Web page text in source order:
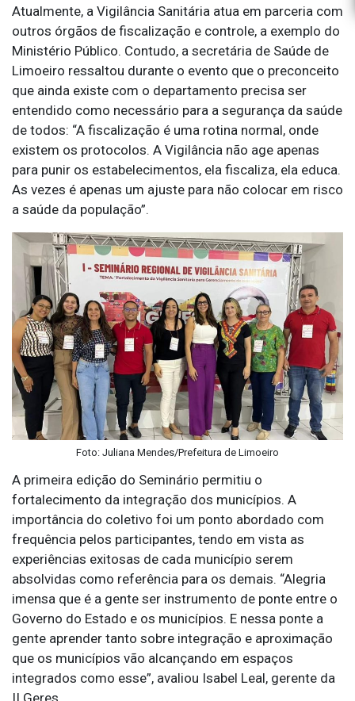
Atualmente, a Vigilância Sanitária atua em parceria com
outros órgãos de fiscalização e controle, a exemplo do
Ministério Público. Contudo, a secretária de Saúde de
Limoeiro ressaltou durante o evento que o preconceito
que ainda existe com o departamento precisa ser
entendido como necessário para a segurança da saúde
de todos: “A fiscalização é uma rotina normal, onde
existem os protocolos. A Vigilância não age apenas
para punir os estabelecimentos, ela fiscaliza, ela educa.
As vezes é apenas um ajuste para não colocar em risco
a saúde da população”.
Foto: Juliana Mendes/Prefeitura de Limoeiro
A primeira edição do Seminário permitiu o
fortalecimento da integração dos municípios. A
importância do coletivo foi um ponto abordado com
frequência pelos participantes, tendo em vista as
experiências exitosas de cada município serem
absolvidas como referência para os demais. “Alegria
imensa que é a gente ser instrumento de ponte entre o
Governo do Estado e os municípios. E nessa ponte a
gente aprender tanto sobre integração e aproximação
que os municípios vão alcançando em espaços
integrados como esse”, avaliou Isabel Leal, gerente da
II Geres.